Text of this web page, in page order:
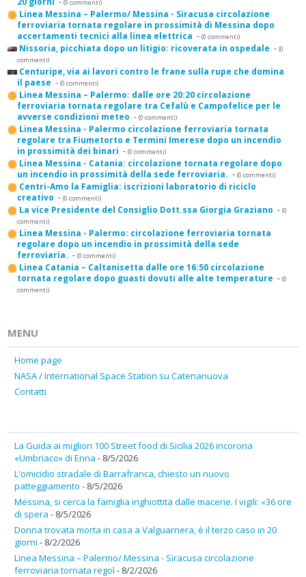
(0 commenti)
Linea Messina – Palermo/ Messina - Siracusa circolazione
ferroviaria tornata regolare in prossimità di Messina dopo
accertamenti tecnici alla linea elettrica - (0 commenti)
Nissoria, picchiata dopo un litigio: ricoverata in ospedale - (0
commenti)
Centuripe, via ai lavori contro le frane sulla rupe che domina
il paese - (0 commenti)
Linea Messina – Palermo: dalle ore 20:20 circolazione
ferroviaria tornata regolare tra Cefalù e Campofelice per le
avverse condizioni meteo - (0 commenti)
Linea Messina - Palermo circolazione ferroviaria tornata
regolare tra Fiumetorto e Termini Imerese dopo un incendio
in prossimità dei binari - (0 commenti)
Linea Messina - Catania: circolazione tornata regolare dopo
un incendio in prossimità della sede ferroviaria. - (0 commenti)
Centri-Amo la Famiglia: iscrizioni laboratorio di riciclo
creativo - (0 commenti)
La vice Presidente del Consiglio Dott.ssa Giorgia Graziano - (0
commenti)
Linea Messina - Palermo: circolazione ferroviaria tornata
regolare dopo un incendio in prossimità della sede
ferroviaria. - (0 commenti)
Linea Catania – Caltanisetta dalle ore 16:50 circolazione
tornata regolare dopo guasti dovuti alle alte temperature - (0
commenti)
MENU
Home page
NASA / International Space Station su Catenanuova
Contatti
La Guida ai migliori 100 Street food di Sicilia 2026 incorona
«Umbriaco» di Enna - 8/5/2026
L'omicidio stradale di Barrafranca, chiesto un nuovo
patteggiamento - 8/5/2026
Messina, si cerca la famiglia inghiottita dalle macerie. I vigili: «36 ore
di spera - 8/5/2026
Donna trovata morta in casa a Valguarnera, è il terzo caso in 20
giorni - 8/2/2026
Linea Messina – Palermo/ Messina - Siracusa circolazione
ferroviaria tornata regol - 8/2/2026